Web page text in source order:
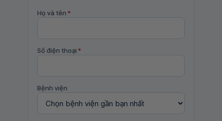
Họ và tên *
Số điện thoại *
Bệnh viện